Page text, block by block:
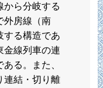
から分岐する
外房線（南
する構造であ
金線列車の連
る。また、
連結・切り離